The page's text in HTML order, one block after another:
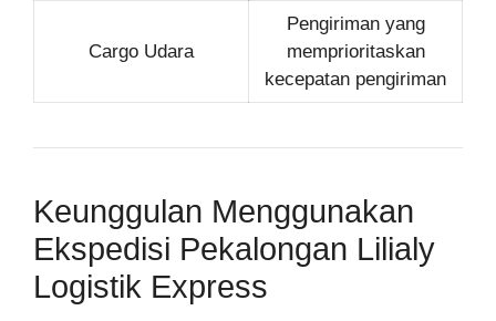
Cargo Udara
Pengiriman yang
memprioritaskan
kecepatan pengiriman
Keunggulan Menggunakan
Ekspedisi Pekalongan Lilialy
Logistik Express